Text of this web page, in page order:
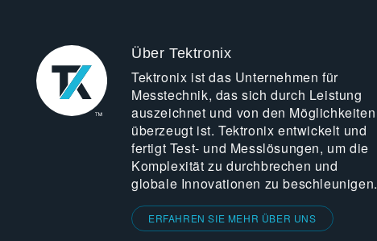
Über Tektronix
Tektronix ist das Unternehmen für
Messtechnik, das sich durch Leistung
auszeichnet und von den Möglichkeiten
überzeugt ist. Tektronix entwickelt und
fertigt Test- und Messlösungen, um die
Komplexität zu durchbrechen und
globale Innovationen zu beschleunigen.
ERFAHREN SIE MEHR ÜBER UNS